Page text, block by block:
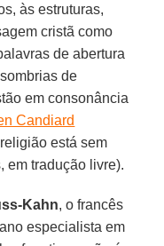
às estruturas,
cristã como
de abertura
de
em consonância
Candiard
está sem
em tradução livre).
Kahn, o francês
especialista em